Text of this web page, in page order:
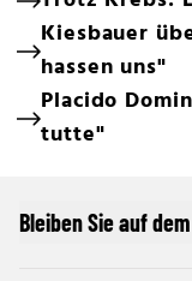
Kiesbauer
hassen uns"
Placido
tutte"
Bleiben Sie auf